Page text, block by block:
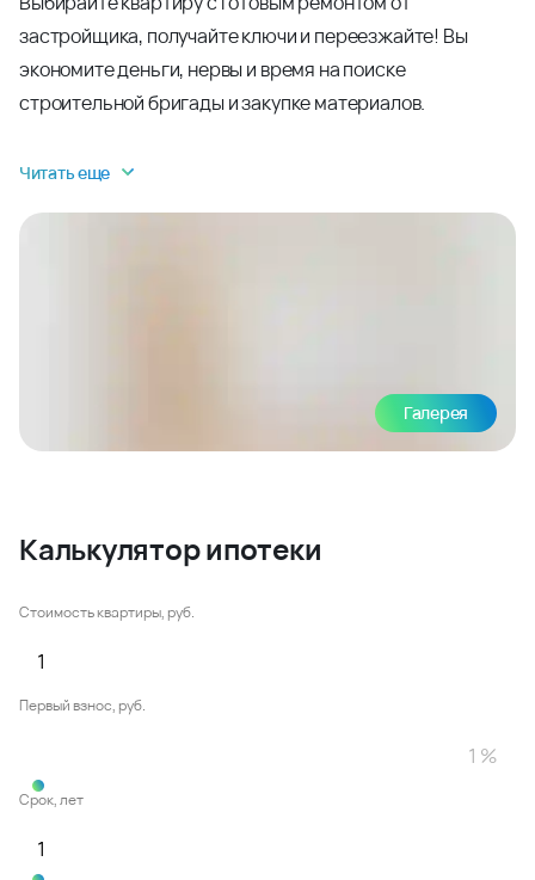
застройщика, получайте ключи и переезжайте! Вы
экономите деньги, нервы и время на поиске
строительной бригады и закупке материалов.
Читать еще
Галерея
Калькулятор ипотеки
Стоимость квартиры, руб.
Первый взнос, руб.
Срок, лет